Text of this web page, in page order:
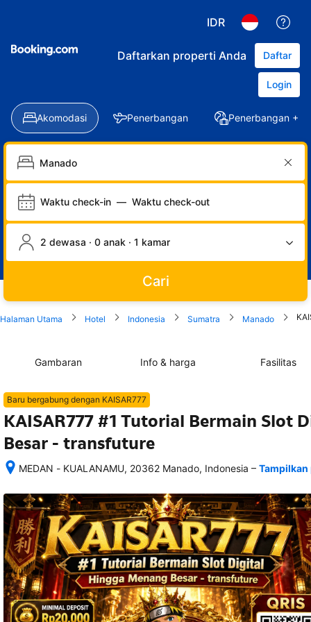
IDR
Daftarkan properti Anda Daftar
Login
Akomodasi Penerbangan Penerbangan +
Waktu check-in — Waktu check-out
2 dewasa · 0 anak · 1 kamar
Cari
Halaman Utama Hotel Indonesia Sumatra Manado
Gambaran Info & harga Fasilitas
Baru bergabung dengan KAISAR777
KAISAR777 #1 Tutorial Bermain Slot
Besar - transfuture
MEDAN - KUALANAMU, 20362 Manado, Indonesia
memesan,
semua
rincian
akomodasi
termasuk
nomor
telepon
dan
alamat
– Tampilkan